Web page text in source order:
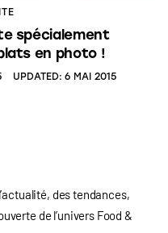
spécialement
en photo !
UPDATED: 6 MAI 2015
des tendances,
de l’univers Food&